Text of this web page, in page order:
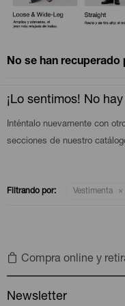
No se han recuperado
¡Lo sentimos! No
Inténtalo nuevamente con
secciones de nuestro
Filtrando por: Vestimenta
Compra online y
Newsletter
Camperas
Musculosas
Shorts
Vestidos y polleras
Calzas
Camperas
Chalecos
Shorts
Ropa interior
Camperas
Chalecos
Ropa interior
Pijamas
Camperas
Pijamas
Sets
Sets